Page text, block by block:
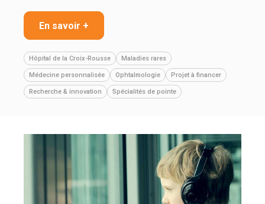
En savoir +
Hôpital de la Croix-Rousse Maladies rares
Médecine personnalisée Ophtalmologie Projet à financer
Recherche & innovation Spécialités de pointe